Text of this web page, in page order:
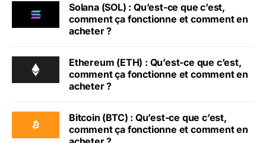
Solana (SOL) : Qu’est-ce que c’est,
comment ça fonctionne et comment en
acheter ?
Ethereum (ETH) : Qu’est-ce que c’est,
comment ça fonctionne et comment en
acheter ?
Bitcoin (BTC) : Qu’est-ce que c’est,
comment ça fonctionne et comment en